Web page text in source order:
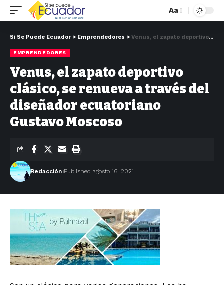
Aa
Si Se Puede Ecuador > Emprendedores > Venus, el zapato deportivo clásico, se renueva a través del diseñador ecuatoriano Gustavo Moscoso
EMPRENDEDORES
Venus, el zapato deportivo
clásico, se renueva a través del
diseñador ecuatoriano
Gustavo Moscoso
Redacción Published agosto 16, 2021